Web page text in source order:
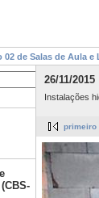
02 de Salas de Aula
26/11/2015
Instalações
primeiro